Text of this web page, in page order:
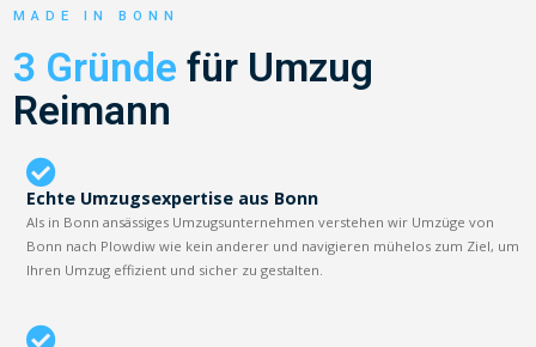
MADE IN BONN
3 Gründe für Umzug
Reimann
Echte Umzugsexpertise aus Bonn
Als in Bonn ansässiges Umzugsunternehmen verstehen wir Umzüge von
Bonn nach Plowdiw wie kein anderer und navigieren mühelos zum Ziel, um
Ihren Umzug effizient und sicher zu gestalten.